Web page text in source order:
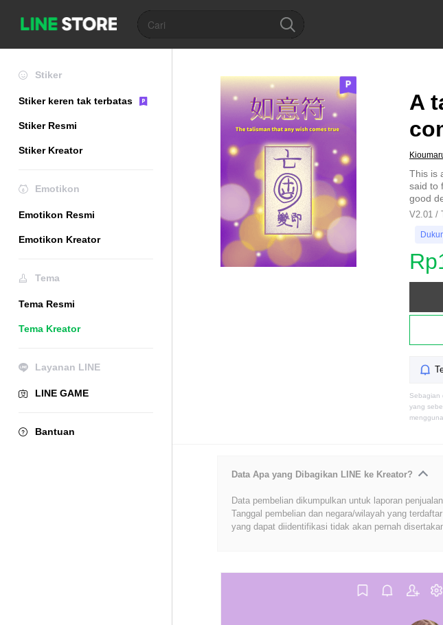
Stiker
Stiker keren tak terbatas
Stiker Resmi
Stiker Kreator
Emotikon
Emotikon Resmi
Emotikon Kreator
Tema
Tema Resmi
Tema Kreator
Layanan LINE
LINE GAME
Bantuan
A
This is
said to
good
V2.01 /
Sebagian
yang
Data Apa yang Dibagikan LINE ke Kreator?
Data pembelian dikumpulkan untuk laporan
Tanggal pembelian dan negara/wilayah yang
yang dapat diidentifikasi tidak akan pernah